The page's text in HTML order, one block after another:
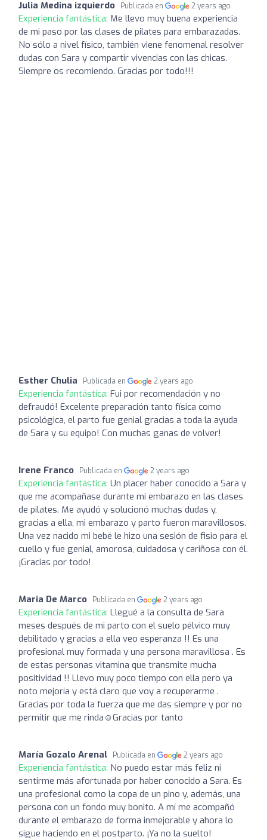
Julia Medina izquierdo Publicada en 2 years ago
Experiencia fantástica: Me llevo muy buena experiencia
de mi paso por las clases de pilates para embarazadas.
No sólo a nivel físico, también viene fenomenal resolver
dudas con Sara y compartir vivencias con las chicas.
Siempre os recomiendo. Gracias por todo!!!
Esther Chulia Publicada en 2 years ago
Experiencia fantástica: Fui por recomendación y no
defraudó! Excelente preparación tanto física como
psicológica, el parto fue genial gracias a toda la ayuda
de Sara y su equipo! Con muchas ganas de volver!
Irene Franco Publicada en 2 years ago
Experiencia fantástica: Un placer haber conocido a Sara y
que me acompañase durante mi embarazo en las clases
de pilates. Me ayudó y solucionó muchas dudas y,
gracias a ella, mi embarazo y parto fueron maravillosos.
Una vez nacido mi bebé le hizo una sesión de fisio para el
cuello y fue genial, amorosa, cuidadosa y cariñosa con él.
¡Gracias por todo!
Maria De Marco Publicada en 2 years ago
Experiencia fantástica: Llegué a la consulta de Sara
meses después de mi parto con el suelo pélvico muy
debilitado y gracias a ella veo esperanza !! Es una
profesional muy formada y una persona maravillosa . Es
de estas personas vitamina que transmite mucha
positividad !! Llevo muy poco tiempo con ella pero ya
noto mejoría y está claro que voy a recuperarme .
Gracias por toda la fuerza que me das siempre y por no
permitir que me rinda☺️Gracias por tanto
María Gozalo Arenal Publicada en 2 years ago
Experiencia fantástica: No puedo estar más feliz ni
sentirme más afortunada por haber conocido a Sara. Es
una profesional como la copa de un pino y, además, una
persona con un fondo muy bonito. A mí me acompañó
durante el embarazo de forma inmejorable y ahora lo
sigue haciendo en el postparto. ¡Ya no la suelto!